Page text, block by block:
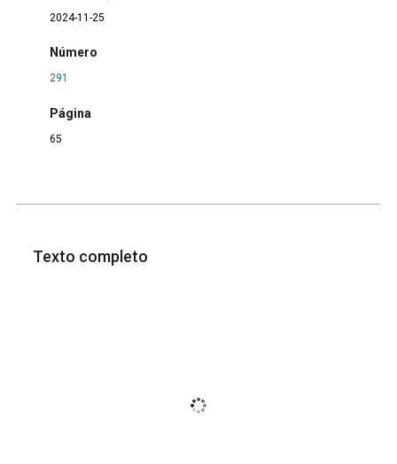
2024-11-25
Número
291
Página
65
Texto completo